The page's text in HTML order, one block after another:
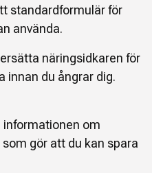
standardformulär för
använda.
näringsidkaren för
innan du ångrar dig.
om
gör att du kan spara